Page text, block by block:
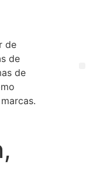
de
de
de